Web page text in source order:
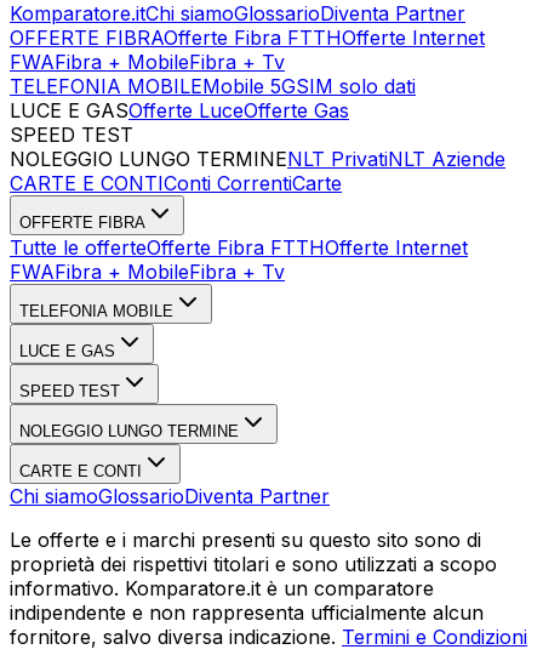
Komparatore.itChi siamoGlossarioDiventa Partner
OFFERTE FIBRAOfferte Fibra FTTHOfferte Internet
FWAFibra + MobileFibra + Tv
TELEFONIA MOBILEMobile 5GSIM solo dati
LUCE E GASOfferte LuceOfferte Gas
SPEED TEST
NOLEGGIO LUNGO TERMINENLT PrivatiNLT Aziende
CARTE E CONTIConti CorrentiCarte
OFFERTE FIBRA
Tutte le offerteOfferte Fibra FTTHOfferte Internet
FWAFibra + MobileFibra + Tv
TELEFONIA MOBILE
LUCE E GAS
SPEED TEST
NOLEGGIO LUNGO TERMINE
CARTE E CONTI
Chi siamoGlossarioDiventa Partner
Le offerte e i marchi presenti su questo sito sono di
proprietà dei rispettivi titolari e sono utilizzati a scopo
informativo. Komparatore.it è un comparatore
indipendente e non rappresenta ufficialmente alcun
fornitore, salvo diversa indicazione. Termini e Condizioni